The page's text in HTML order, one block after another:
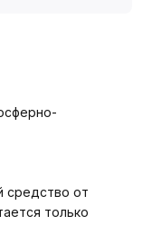
средство от
только